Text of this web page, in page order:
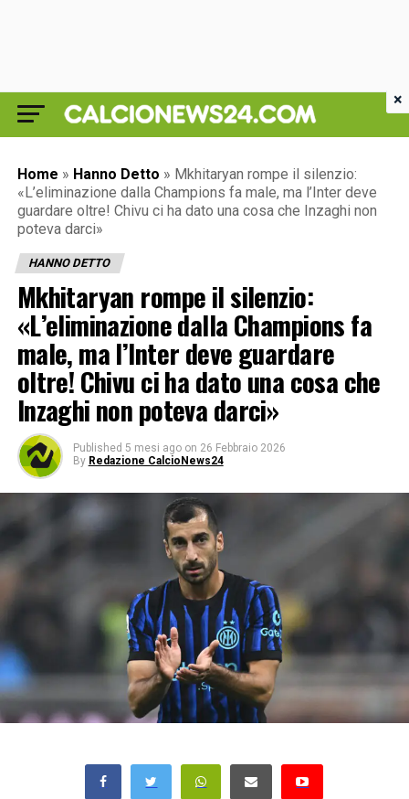
Home » Hanno Detto » Mkhitaryan rompe il silenzio:
«L’eliminazione dalla Champions fa male, ma l’Inter deve
guardare oltre! Chivu ci ha dato una cosa che Inzaghi non
poteva darci»
HANNO DETTO
Mkhitaryan rompe il silenzio:
«L’eliminazione dalla Champions fa
male, ma l’Inter deve guardare
oltre! Chivu ci ha dato una cosa che
Inzaghi non poteva darci»
Published 5 mesi ago on 26 Febbraio 2026
By Redazione CalcioNews24
×